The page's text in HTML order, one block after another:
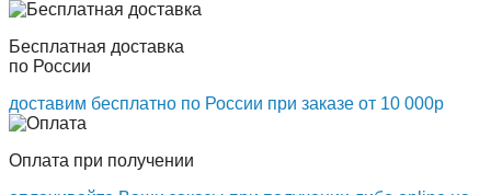
Бесплатная доставка
по России
доставим бесплатно по России при заказе от 10 000р
Оплата при получении